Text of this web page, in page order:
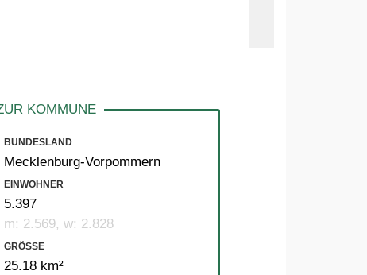
BUNDESLAND
Mecklenburg-Vorpommern
EINWOHNER
5.397
m: 2.569, w: 2.828
GRÖSSE
25.18 km²